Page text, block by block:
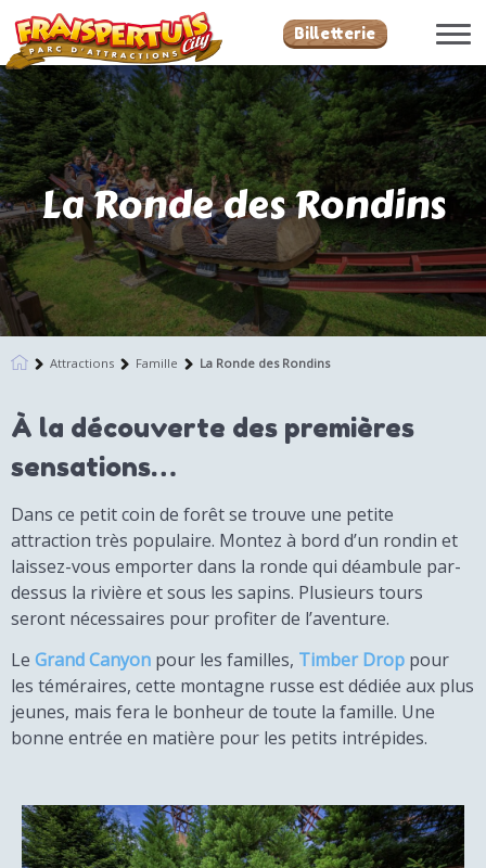
Billetterie
La Ronde des Rondins
Attractions Famille La Ronde des Rondins
À la découverte des premières
sensations…
Dans ce petit coin de forêt se trouve une petite
attraction très populaire. Montez à bord d’un rondin et
laissez-vous emporter dans la ronde qui déambule par-
dessus la rivière et sous les sapins. Plusieurs tours
seront nécessaires pour profiter de l’aventure.
Le Grand Canyon pour les familles, Timber Drop pour
les téméraires, cette montagne russe est dédiée aux plus
jeunes, mais fera le bonheur de toute la famille. Une
bonne entrée en matière pour les petits intrépides.